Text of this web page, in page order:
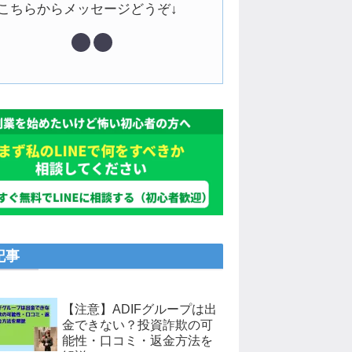
ちらからメッセージどうぞ↓
事
【注意】ADIFグループは出
金できない？投資詐欺の可
能性・口コミ・返金方法を